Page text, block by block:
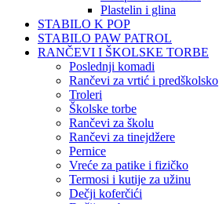
Plastelin i glina
STABILO K POP
STABILO PAW PATROL
RANČEVI I ŠKOLSKE TORBE
Poslednji komadi
Rančevi za vrtić i predškolsko
Troleri
Školske torbe
Rančevi za školu
Rančevi za tinejdžere
Pernice
Vreće za patike i fizičko
Termosi i kutije za užinu
Dečji koferčići